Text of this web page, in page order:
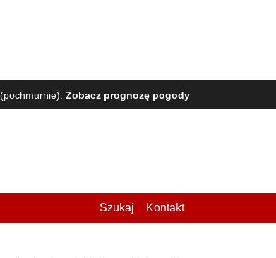
(pochmurnie). Zobacz prognozę pogody
Szukaj Kontakt